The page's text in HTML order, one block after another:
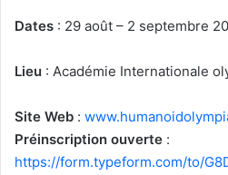
Dates : 29 août – 2 septembre
Lieu : Académie Internationale
Site Web :
Préinscription ouverte :
https://form.typeform.com/to/